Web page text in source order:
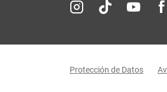
Redes sociales
Protección de Datos